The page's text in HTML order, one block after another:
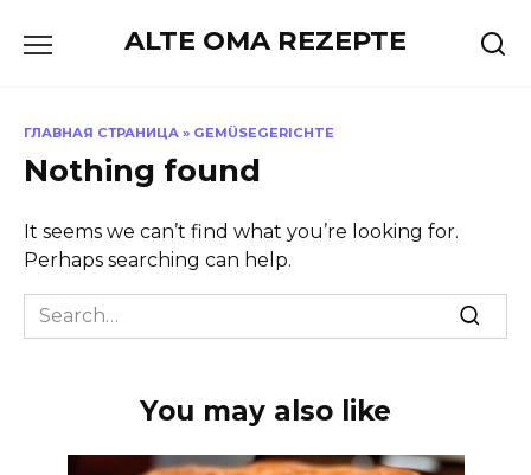
ALTE OMA REZEPTE
ГЛАВНАЯ СТРАНИЦА » GEMÜSEGERICHTE
Nothing found
It seems we can’t find what you’re looking for.
Perhaps searching can help.
Search
for:
You may also like